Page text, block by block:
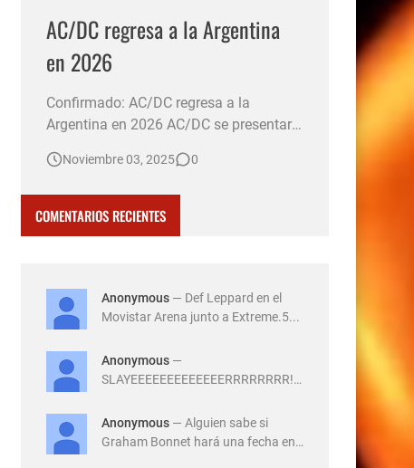
AC/DC regresa a la Argentina
en 2026
Confirmado: AC/DC regresa a la
Argentina en 2026 AC/DC se presentará
River Plate de Argentina, como parte de
entradas saldrán a la venta el 7 de
noviembre a las 10:00 horas a través de
Noviembre 03, 2025 0
COMENTARIOS RECIENTES
Anonymous — Def Leppard en el
Movistar Arena junto a Extreme.5...
Anonymous —
SLAYEEEEEEEEEEEEERRRRRRRR!!!
Anonymous — Alguien sabe si
Graham Bonnet hará una fecha en